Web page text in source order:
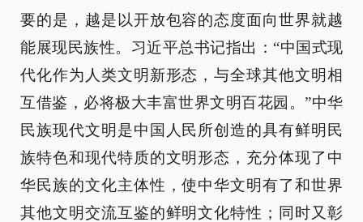
要的是，越是以开放包容的态度面向世界就越
能展现民族性。习近平总书记指出：“中国式现
代化作为人类文明新形态，与全球其他文明相
互借鉴，必将极大丰富世界文明百花园。”中华
民族现代文明是中国人民所创造的具有鲜明民
族特色和现代特质的文明形态，充分体现了中
华民族的文化主体性，使中华文明有了和世界
其他文明交流互鉴的鲜明文化特性；同时又彰